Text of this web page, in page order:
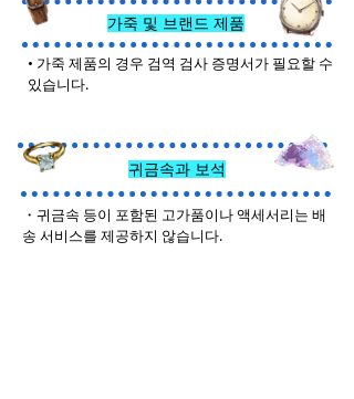
가죽 및 브랜드 제품
• 가죽 제품의 경우 검역 검사 증명서가 필요할 수
있습니다.
귀금속과 보석
・귀금속 등이 포함된 고가품이나 액세서리는 배
송 서비스를 제공하지 않습니다.